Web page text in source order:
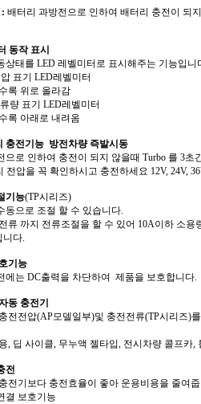
배터리 과방전으로 인하여 배터리 충전이 되
동작 표시
상태를 LED 레벨미터로 표시해주는 기능입니
표기 LED레벨미터
록 위로 올라감
량 표기 LED레벨미터
록 아래로 내려옴
충전기능 방전차량 즉발시동
으로 인하여 충전이 되지 않을때 Turbo 를 3
전압을 꼭 확인하시고 충전하세요 12V, 24V,
기능(TP시리즈)
동으로 조절 할 수 있습니다.
류 까지 전류조절을 할 수 있어 10A이하 소
니다.
기능
에는 DC출력을 차단하여 제품을 보호합니다.
동 충전기
전전압(AP모델일부)및 충전전류(TP시리즈)
, 딥 사이클, 무누액 젤타입, 전시차량 콜프카
전
전기보다 충전효율이 좋아 운용비용을 줄여
결 보호기능